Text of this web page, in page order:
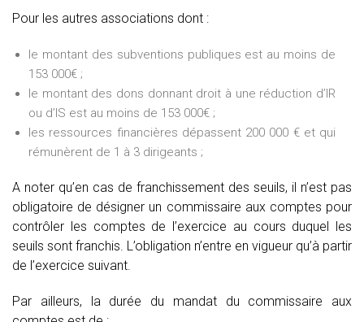
Pour les autres associations dont :
le montant des subventions publiques est au moins de
153 000€ ;
le montant des dons donnant droit à une réduction d’IR
ou d’IS est au moins de 153 000€ ;
les ressources financières dépassent 200 000 € et qui
rémunèrent de 1 à 3 dirigeants ;
A noter qu’en cas de franchissement des seuils, il n’est pas
obligatoire de désigner un commissaire aux comptes pour
contrôler les comptes de l’exercice au cours duquel les
seuils sont franchis. L’obligation n’entre en vigueur qu’à partir
de l’exercice suivant.
Par ailleurs, la durée du mandat du commissaire aux